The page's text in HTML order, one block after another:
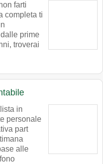
farti
completa ti
prime
troverai
in
personale
part
alle